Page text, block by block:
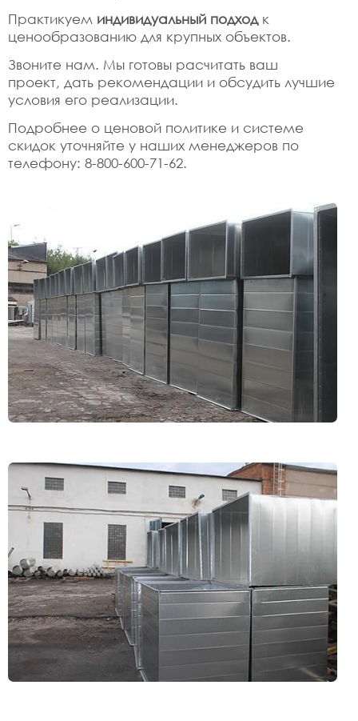
Практикуем индивидуальный подходк
ценообразованию для крупных объектов.
Звоните нам. Мы готовы расчитать ваш
проект, дать рекомендации и обсудить лучшие
условия его реализации.
Подробнее о ценовой политике и системе
скидок уточняйте у наших менеджеров по
телефону: 8-800-600-71-62.